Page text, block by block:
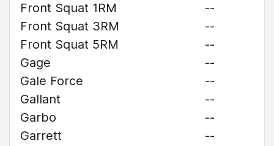
Front Squat 1RM
--
Front Squat 3RM
--
Front Squat 5RM
--
Gage
--
Gale Force
--
Gallant
--
Garbo
--
Garrett
--